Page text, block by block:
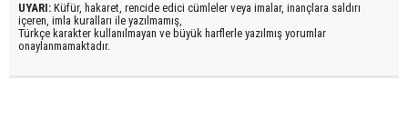
UYARI: Küfür, hakaret, rencide edici cümleler veya imalar, inançlara saldırı
içeren, imla kuralları ile yazılmamış,
Türkçe karakter kullanılmayan ve büyük harflerle yazılmış yorumlar
onaylanmamaktadır.